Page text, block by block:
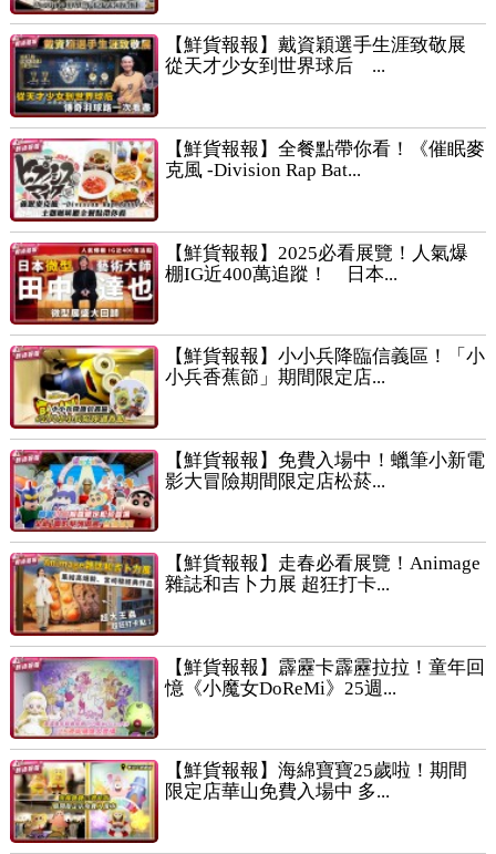
【鮮貨報報】戴資穎選手生涯致敬展
從天才少女到世界球后 ...
【鮮貨報報】全餐點帶你看！《催眠麥
克風 -Division Rap Bat...
【鮮貨報報】2025必看展覽！人氣爆
棚IG近400萬追蹤！ 日本...
【鮮貨報報】小小兵降臨信義區！「小
小兵香蕉節」期間限定店...
【鮮貨報報】免費入場中！蠟筆小新電
影大冒險期間限定店松菸...
【鮮貨報報】走春必看展覽！Animage
雜誌和吉卜力展 超狂打卡...
【鮮貨報報】霹靂卡霹靂拉拉！童年回
憶《小魔女DoReMi》25週...
【鮮貨報報】海綿寶寶25歲啦！期間
限定店華山免費入場中 多...